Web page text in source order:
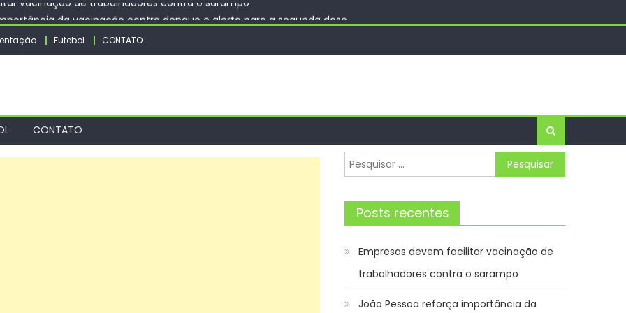
da vacinação contra dengue e alerta para a segunda dose
vacinação de trabalhadores contra o sarampo
Futebol CONTATO
CONTATO
Pesquisar
por:
Posts recentes
Empresas devem facilitar vacinação de
trabalhadores contra o sarampo
João Pessoa reforça importância da